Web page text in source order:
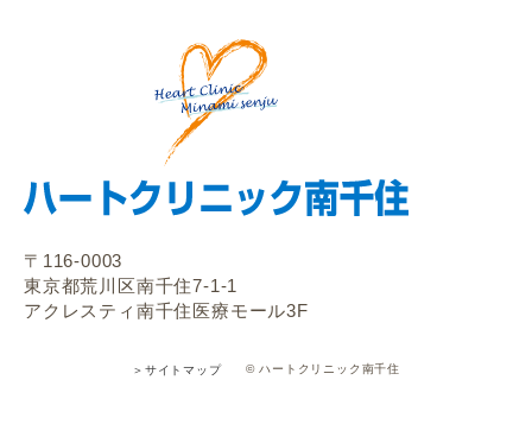
〒116-0003
東京都荒川区南千住7-1-1
アクレスティ南千住医療モール3F
＞サイトマップ © ハートクリニック南千住